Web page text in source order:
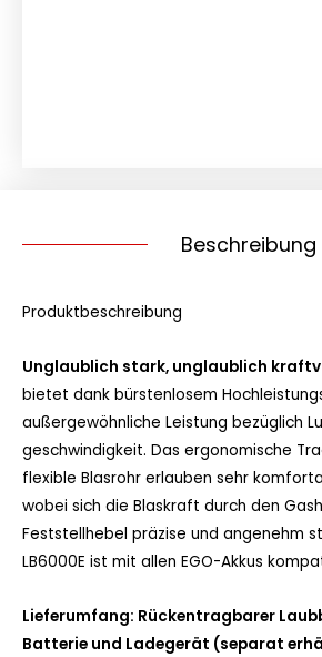
Beschreibung
Produktbeschreibung
Unglaublich stark, unglaublich
bietet dank bürstenlosem
außergewöhnliche Leistung bezüglich
geschwindigkeit. Das ergonomische
flexible Blasrohr erlauben sehr
wobei sich die Blaskraft durch den
Feststellhebel präzise und angenehm
LB6000E ist mit allen EGO-Akkus
Lieferumfang: Rückentragbarer
Batterie und Ladegerät (separat